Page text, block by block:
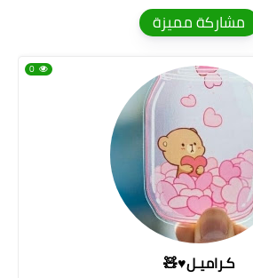
مشاركة مميزة
كـراميـل♥🧸
0